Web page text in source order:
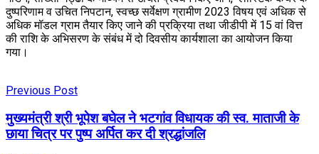
दुष्परिणाम व उचित निपटान, स्वच्छ सर्वेक्षण ग्रामीण 2023 विषय एवं अधिक से
अधिक मॉडल ग्राम तैयार किए जाने की प्रक्रिया तथा जीडीपी में 15 वां वित्त
की राशि के अभिसरण के संबंध में दो दिवसीय कार्यशाला का आयोजन किया
गया।
Previous Post
मुख्यमंत्री श्री भूपेश बघेल ने भटगांव विधायक की स्व. माताजी के
छाया चित्र पर पुष्प अर्पित कर दी श्रद्धांजलि